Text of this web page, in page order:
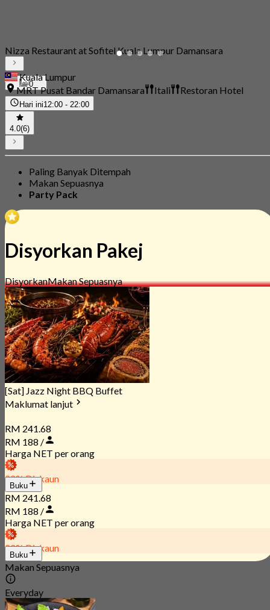
0
Nizza Restaurant at Sofitel Kuala Lumpur Damansara
Kuala Lumpur
MRT Pusat Bandar Damansara
Itali Restoran Hotel
Hari ini12:00 - 22:00
4.0(6)
Paling Banyak Ditempah
Makan Sepuasnya
Party Pack
Disyorkan Pakej
DisyorkanMakan Sepuasnya
[Sat] Jazz Night BBQ Buffet
Maklumat lanjut
RM 241.68
RM 188 /
Harga NET per orang
22% Diskaun
Buku
RM 241.68
RM 188 /
Harga NET per orang
22% Diskaun
Buku
Makan Sepuasnya
Everyday